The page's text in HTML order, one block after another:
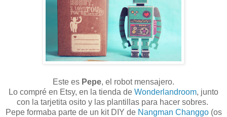
Este es Pepe, el robot mensajero.
Lo compré en Etsy, en la tienda de Wonderlandroom, junto
con la tarjetita osito y las plantillas para hacer sobres.
Pepe formaba parte de un kit DIY de Nangman Changgo(os